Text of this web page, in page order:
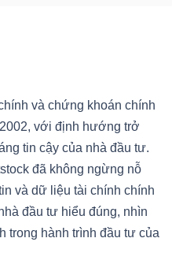
và chứng khoán chính
với định hướng trở
tin cậy của nhà đầu tư.
đã không ngừng nỗ
và dữ liệu tài chính chính
đầu tư hiểu đúng, nhìn
trong hành trình đầu tư của